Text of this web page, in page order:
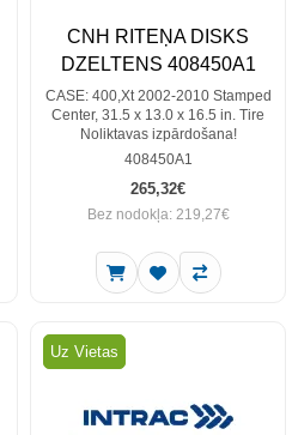
CNH RITEŅA DISKS
DZELTENS 408450A1
CASE: 400,Xt 2002-2010 Stamped
Center, 31.5 x 13.0 x 16.5 in. Tire
Noliktavas izpārdošana!
408450A1
265,32€
Bez nodokļa: 219,27€
Uz Vietas